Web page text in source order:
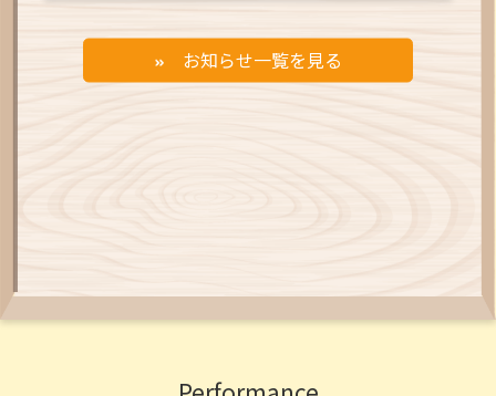
お知らせ一覧を見る